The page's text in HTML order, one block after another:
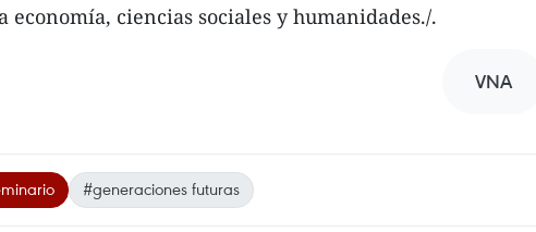
economía, ciencias sociales y humanidades./.
VNA
#generaciones futuras